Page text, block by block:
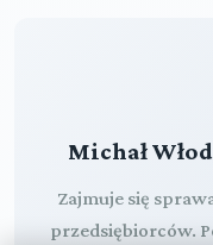
Michał
Zajmuje się
przedsiębiorców.